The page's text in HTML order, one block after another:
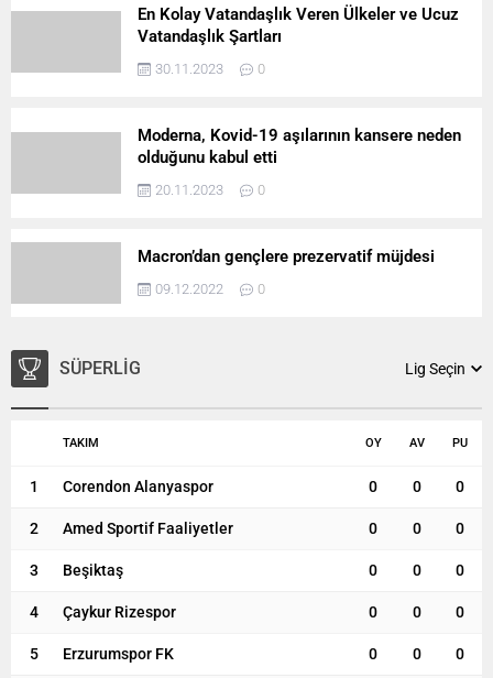
En Kolay Vatandaşlık Veren Ülkeler ve Ucuz
Vatandaşlık Şartları
30.11.2023 0
Moderna, Kovid-19 aşılarının kansere neden
olduğunu kabul etti
20.11.2023 0
Macron’dan gençlere prezervatif müjdesi
09.12.2022 0
SÜPERLIG Lig Seçin
TAKIM OY AV PU
1 Corendon Alanyaspor 0 0 0
2 Amed Sportif Faaliyetler 0 0 0
3 Beşiktaş 0 0 0
4 Çaykur Rizespor 0 0 0
5 Erzurumspor FK 0 0 0